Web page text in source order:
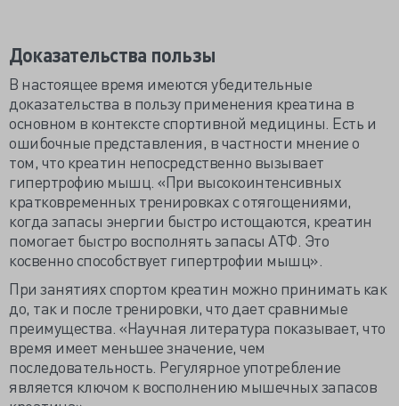
Доказательства пользы
В настоящее время имеются убедительные
доказательства в пользу применения креатина в
основном в контексте спортивной медицины. Есть и
ошибочные представления, в частности мнение о
том, что креатин непосредственно вызывает
гипертрофию мышц. «При высокоинтенсивных
кратковременных тренировках с отягощениями,
когда запасы энергии быстро истощаются, креатин
помогает быстро восполнять запасы АТФ. Это
косвенно способствует гипертрофии мышц».
При занятиях спортом креатин можно принимать как
до, так и после тренировки, что дает сравнимые
преимущества. «Научная литература показывает, что
время имеет меньшее значение, чем
последовательность. Регулярное употребление
является ключом к восполнению мышечных запасов